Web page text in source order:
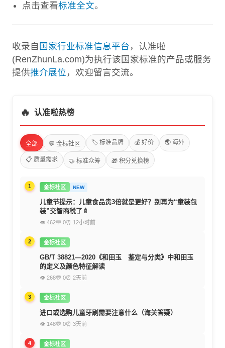
点击查看标准全文。
收录自 国家行业标准信息平台 ，认准啦
(RenZhunLa.com)为执行该国家标准的产品或服务
提供推介展位 ，欢迎留言交流。
🔥 认准啦热榜
全部 💬 金标社区 🏷️ 标准品牌 💰 好价 🌏 海外
📋 质量需求 🤝 标准众筹 🎁 积分兑换榜
1 金标社区 NEW
儿童节提示：儿童食品贵3倍就是更好？别再为“童装包
装”交智商税了🍼
👁 462💬 0⏰ 12小时前
2 金标社区
GB/T 38821—2020《和田玉 鉴定与分类》中和田玉
的定义及颜色特征解读
👁 268💬 0⏰ 2天前
3 金标社区
进口或选购儿童牙刷需要注意什么（海关答疑）
👁 148💬 0⏰ 3天前
4 金标社区